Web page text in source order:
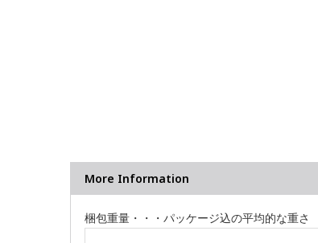
More Information
梱包重量・・・パッケージ込の平均的な重さ